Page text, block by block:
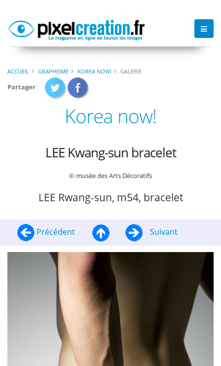
ACCUEIL GRAPHISME KOREA NOW! GALERIE
Partager
Korea now!
LEE Kwang-sun bracelet
© musée des Arts Décoratifs
LEE Rwang-sun, m54, bracelet
Précédent Suivant